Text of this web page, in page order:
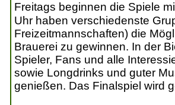
Freitags beginnen die Spiele
Uhr haben verschiedenste
Freizeitmannschaften) die
Brauerei zu gewinnen. In der
Spieler, Fans und alle
sowie Longdrinks und guter
genießen. Das Finalspiel wird